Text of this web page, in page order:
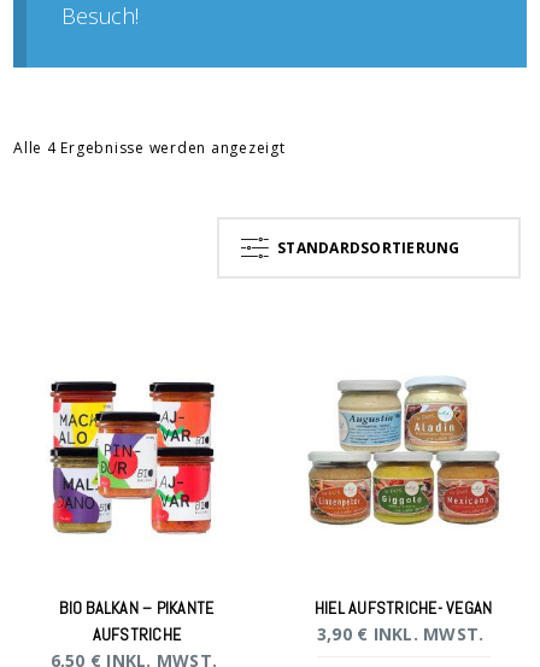
Besuch!
Alle 4 Ergebnisse werden angezeigt
STANDARDSORTIERUNG
BIO BALKAN – PIKANTE
AUFSTRICHE
6,50 € INKL. MWST.
HIEL AUFSTRICHE- VEGAN
3,90 € INKL. MWST.